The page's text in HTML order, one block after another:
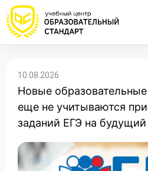
10.08.2026
Новые
еще не учитываются
заданий ЕГЭ на будущий
Подать заявку
Оставьте свои данные,
свяжутся
Откликнуться
Оставьте свои данные,
свяжутся
начислением
Оставьте свои данные,